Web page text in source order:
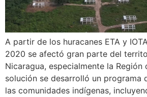
A partir de los huracanes ETA y
2020 se afectó gran parte del
Nicaragua, especialmente la Región
solución se desarrolló un programa
las comunidades indígenas,